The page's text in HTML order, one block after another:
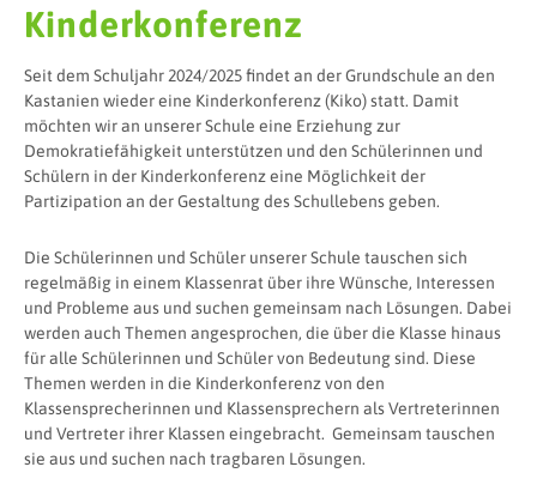
Kinderkonferenz
Seit dem Schuljahr 2024/2025 findet an der Grundschule an den
Kastanien wieder eine Kinderkonferenz (Kiko) statt. Damit
möchten wir an unserer Schule eine Erziehung zur
Demokratiefähigkeit unterstützen und den Schülerinnen und
Schülern in der Kinderkonferenz eine Möglichkeit der
Partizipation an der Gestaltung des Schullebens geben.
Die Schülerinnen und Schüler unserer Schule tauschen sich
regelmäßig in einem Klassenrat über ihre Wünsche, Interessen
und Probleme aus und suchen gemeinsam nach Lösungen. Dabei
werden auch Themen angesprochen, die über die Klasse hinaus
für alle Schülerinnen und Schüler von Bedeutung sind. Diese
Themen werden in die Kinderkonferenz von den
Klassensprecherinnen und Klassensprechern als Vertreterinnen
und Vertreter ihrer Klassen eingebracht. Gemeinsam tauschen
sie aus und suchen nach tragbaren Lösungen.